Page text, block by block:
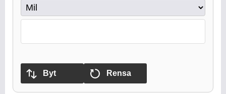
Byt Rensa